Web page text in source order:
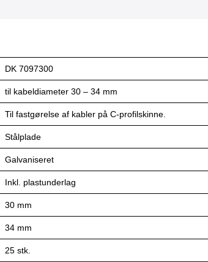
DK 7097300
til kabeldiameter 30 – 34 mm
Til fastgørelse af kabler på C-profilskinne.
Stålplade
Galvaniseret
Inkl. plastunderlag
30 mm
34 mm
25 stk.